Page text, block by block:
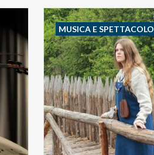
MUSICA E SPETTACOLO